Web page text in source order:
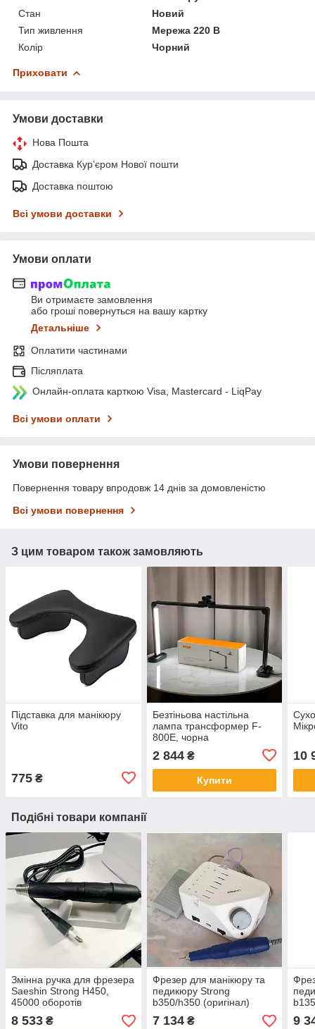
Стан
Новий
Тип живлення
Мережа 220 В
Колір
Чорний
Приховати
Умови доставки
Нова Пошта
Доставка Курʼєром Нової пошти
Доставка поштою
Всі умови доставки
Умови оплати
Ви отримаєте замовлення
або гроші повернуться на вашу картку
Детальніше
Оплатити частинами
Післяплата
Онлайн-оплата карткою Visa, Mastercard - LiqPay
Всі умови оплати
Умови повернення
Повернення товару впродовж 14 днів за домовленістю
Всі умови повернення
З цим товаром також замовляють
Підставка для манікюру
Vito
775 ₴
Безтіньова настільна
лампа трансформер F-
800E, чорна
2 844₴
Купити
10
Подібні товари компанії
Змінна ручка для фрезера
Saeshin Strong H450,
45000 оборотів
8 533 ₴
Фрезер для манікюру та
педикюру Strong
b350/h350 (оригінал)
7 134₴ 9